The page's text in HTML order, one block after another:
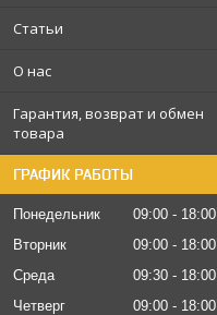
Статьи
О нас
Гарантия, возврат и обмен
товара
ГРАФИК РАБОТЫ
Понедельник 09:00
18:00
Вторник
09:00
18:00
Среда
09:30
18:00
Четверг
09:00
18:00